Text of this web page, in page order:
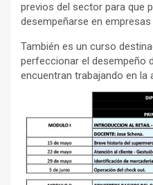
previos del sector para que
desempeñarse en
También es un curso
perfeccionar el desempeño
encuentran trabajando en la